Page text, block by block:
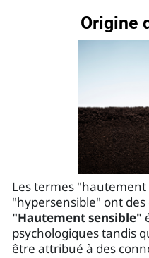
Origine
Les termes "hautement
"hypersensible" ont
"Hautement sensible"
psychologiques tandis
être attribué à des